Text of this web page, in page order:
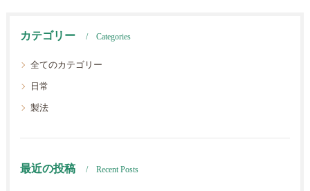
カテゴリー Categories
全てのカテゴリー
日常
製法
最近の投稿 Recent Posts